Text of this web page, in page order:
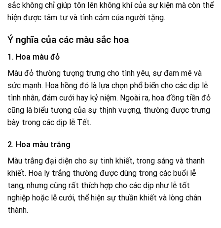
sắc không chỉ giúp tôn lên không khí của sự kiện mà còn thể
hiện được tâm tư và tình cảm của người tặng.
Ý nghĩa của các màu sắc hoa
1. Hoa màu đỏ
Màu đỏ thường tượng trưng cho tình yêu, sự đam mê và
sức mạnh. Hoa hồng đỏ là lựa chọn phổ biến cho các dịp lễ
tình nhân, đám cưới hay kỷ niệm. Ngoài ra, hoa đồng tiền đỏ
cũng là biểu tượng của sự thịnh vượng, thường được trưng
bày trong các dịp lễ Tết.
2. Hoa màu trắng
Màu trắng đại diện cho sự tinh khiết, trong sáng và thanh
khiết. Hoa ly trắng thường được dùng trong các buổi lễ
tang, nhưng cũng rất thích hợp cho các dịp như lễ tốt
nghiệp hoặc lễ cưới, thể hiện sự thuần khiết và lòng chân
thành.